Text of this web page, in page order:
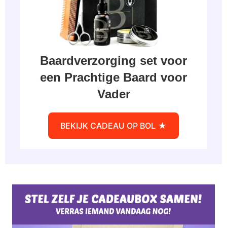
Baardverzorging set voor
een Prachtige Baard voor
Vader
BEKIJK CADEAU OP BOL